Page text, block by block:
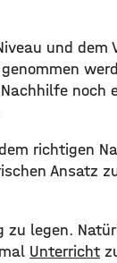
und dem
noch
richtigen
Ansatz
zu legen.
Unterricht